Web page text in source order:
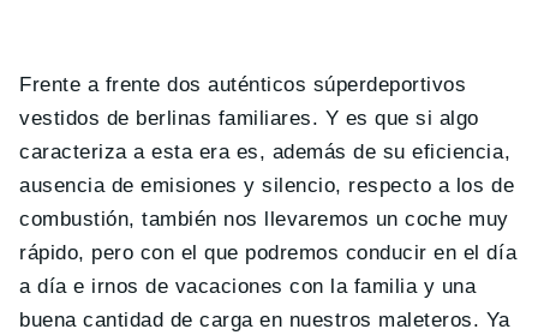
Frente a frente dos auténticos súperdeportivos
vestidos de berlinas familiares. Y es que si algo
caracteriza a esta era es, además de su eficiencia,
ausencia de emisiones y silencio, respecto a los de
combustión, también nos llevaremos un coche muy
rápido, pero con el que podremos conducir en el día
a día e irnos de vacaciones con la familia y una
buena cantidad de carga en nuestros maleteros. Ya